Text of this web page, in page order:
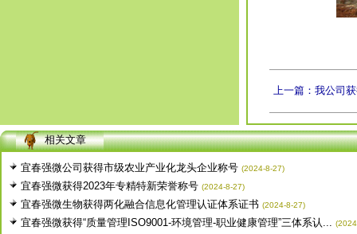
上一篇：我公司
相关文章
宜春强微公司获得市级农业产业化龙头企业称号 (2024-8-27)
宜春强微获得2023年专精特新荣誉称号 (2024-8-27)
宜春强微生物获得两化融合信息化管理认证体系证书 (2024-8-27)
宜春强微获得“质量管理ISO9001-环境管理-职业健康管理”三体系认...